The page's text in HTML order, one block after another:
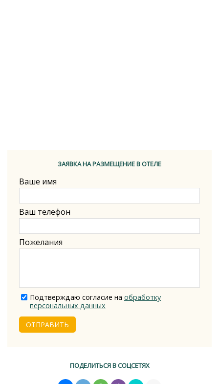
ЗАЯВКА НА РАЗМЕЩЕНИЕ В ОТЕЛЕ
Ваше имя
Ваш телефон
Пожелания
Подтверждаю согласие на обработку
персональных данных
ОТПРАВИТЬ
ПОДЕЛИТЬСЯ В СОЦСЕТЯХ